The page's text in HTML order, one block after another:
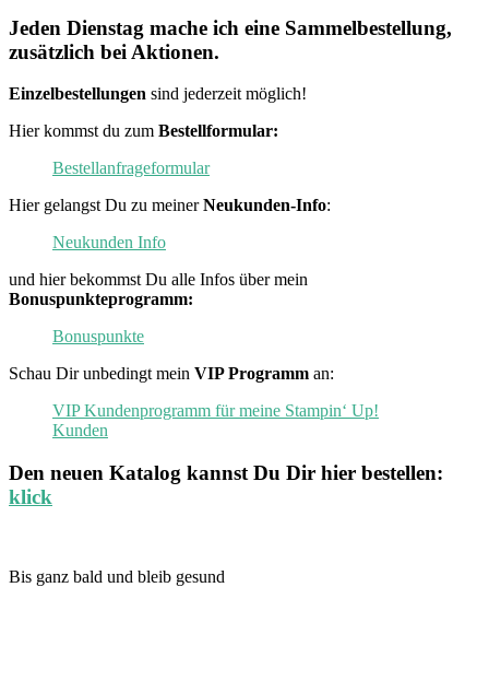
Jeden Dienstag mache ich eine Sammelbestellung,
zusätzlich bei Aktionen.
Einzelbestellungen sind jederzeit möglich!
Hier kommst du zum Bestellformular:
Bestellanfrageformular
Hier gelangst Du zu meinerNeukunden-Info:
Neukunden Info
und hier bekommst Du alle Infos über mein
Bonuspunkteprogramm:
Bonuspunkte
Schau Dir unbedingt mein VIP Programm an:
VIP Kundenprogramm für meine Stampin‘ Up!
Kunden
Den neuen Katalog kannst Du Dir hier bestellen:
klick
Bis ganz bald und bleib gesund